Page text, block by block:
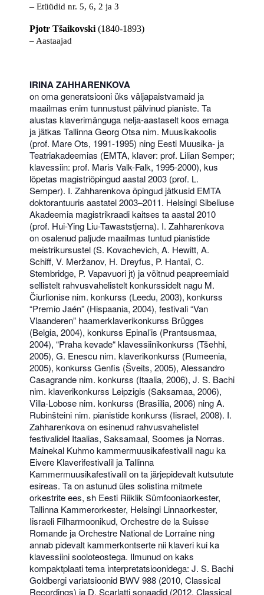
– Etüüdid nr. 5, 6, 2 ja 3
Pjotr Tšaikovski (1840-1893)
– Aastaajad
IRINA ZAHHARENKOVA
on oma generatsiooni üks väljapaistvamaid ja
maailmas enim tunnustust pälvinud pianiste. Ta
alustas klaverimänguga nelja-aastaselt koos emaga
ja jätkas Tallinna Georg Otsa nim. Muusikakoolis
(prof. Mare Ots, 1991-1995) ning Eesti Muusika- ja
Teatriakadeemias (EMTA, klaver: prof. Lilian Semper;
klavessiin: prof. Maris Valk-Falk, 1995-2000), kus
lõpetas magistriõpingud aastal 2003 (prof. L.
Semper). I. Zahharenkova õpingud jätkusid EMTA
doktorantuuris aastatel 2003–2011. Helsingi Sibeliuse
Akadeemia magistrikraadi kaitses ta aastal 2010
(prof. Hui-Ying Liu-Tawaststjerna). I. Zahharenkova
on osalenud paljude maailmas tuntud pianistide
meistrikursustel (S. Kovachevich, A. Hewitt, A.
Schiff, V. Meržanov, H. Dreyfus, P. Hantaï, C.
Stembridge, P. Vapavuori jt) ja võitnud peapreemiaid
sellistelt rahvusvahelistelt konkurssidelt nagu M.
Čiurlionise nim. konkurss (Leedu, 2003), konkurss
“Premio Jaén” (Hispaania, 2004), festivali “Van
Vlaanderen” haamerklaverikonkurss Brügges
(Belgia, 2004), konkurss Epinal’is (Prantsusmaa,
2004), “Praha kevade“ klavessiinikonkurss (Tšehhi,
2005), G. Enescu nim. klaverikonkurss (Rumeenia,
2005), konkurss Genfis (Šveits, 2005), Alessandro
Casagrande nim. konkurss (Itaalia, 2006), J. S. Bachi
nim. klaverikonkurss Leipzigis (Saksamaa, 2006),
Villa-Lobose nim. konkurss (Brasiilia, 2006) ning A.
Rubinšteini nim. pianistide konkurss (Iisrael, 2008). I.
Zahharenkova on esinenud rahvusvahelistel
festivalidel Itaalias, Saksamaal, Soomes ja Norras.
Mainekal Kuhmo kammermuusikafestivalil nagu ka
Eivere Klaverifestivalil ja Tallinna
Kammermuusikafestivalil on ta järjepidevalt kutsutute
esireas. Ta on astunud üles solistina mitmete
orkestrite ees, sh Eesti Riiklik Sümfooniaorkester,
Tallinna Kammerorkester, Helsingi Linnaorkester,
Iisraeli Filharmoonikud, Orchestre de la Suisse
Romande ja Orchestre National de Lorraine ning
annab pidevalt kammerkontserte nii klaveri kui ka
klavessiini sooloteostega. Ilmunud on kaks
kompaktplaati tema interpretatsioonidega: J. S. Bachi
Goldbergi variatsioonid BWV 988 (2010, Classical
Recordings) ja D. Scarlatti sonaadid (2012, Classical